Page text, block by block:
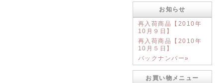
お知らせ
再入荷商品【2010年
10月９日】
再入荷商品【2010年
10月５日】
バックナンバー»
お買い物メニュー